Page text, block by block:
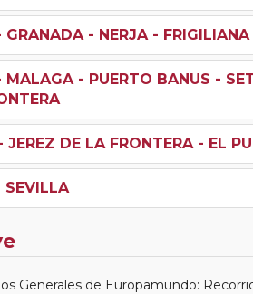
GRANADA - NERJA -
MALAGA - PUERTO BANUS -
JEREZ DE LA FRONTERA - EL
SEVILLA
Generales de Europamundo: